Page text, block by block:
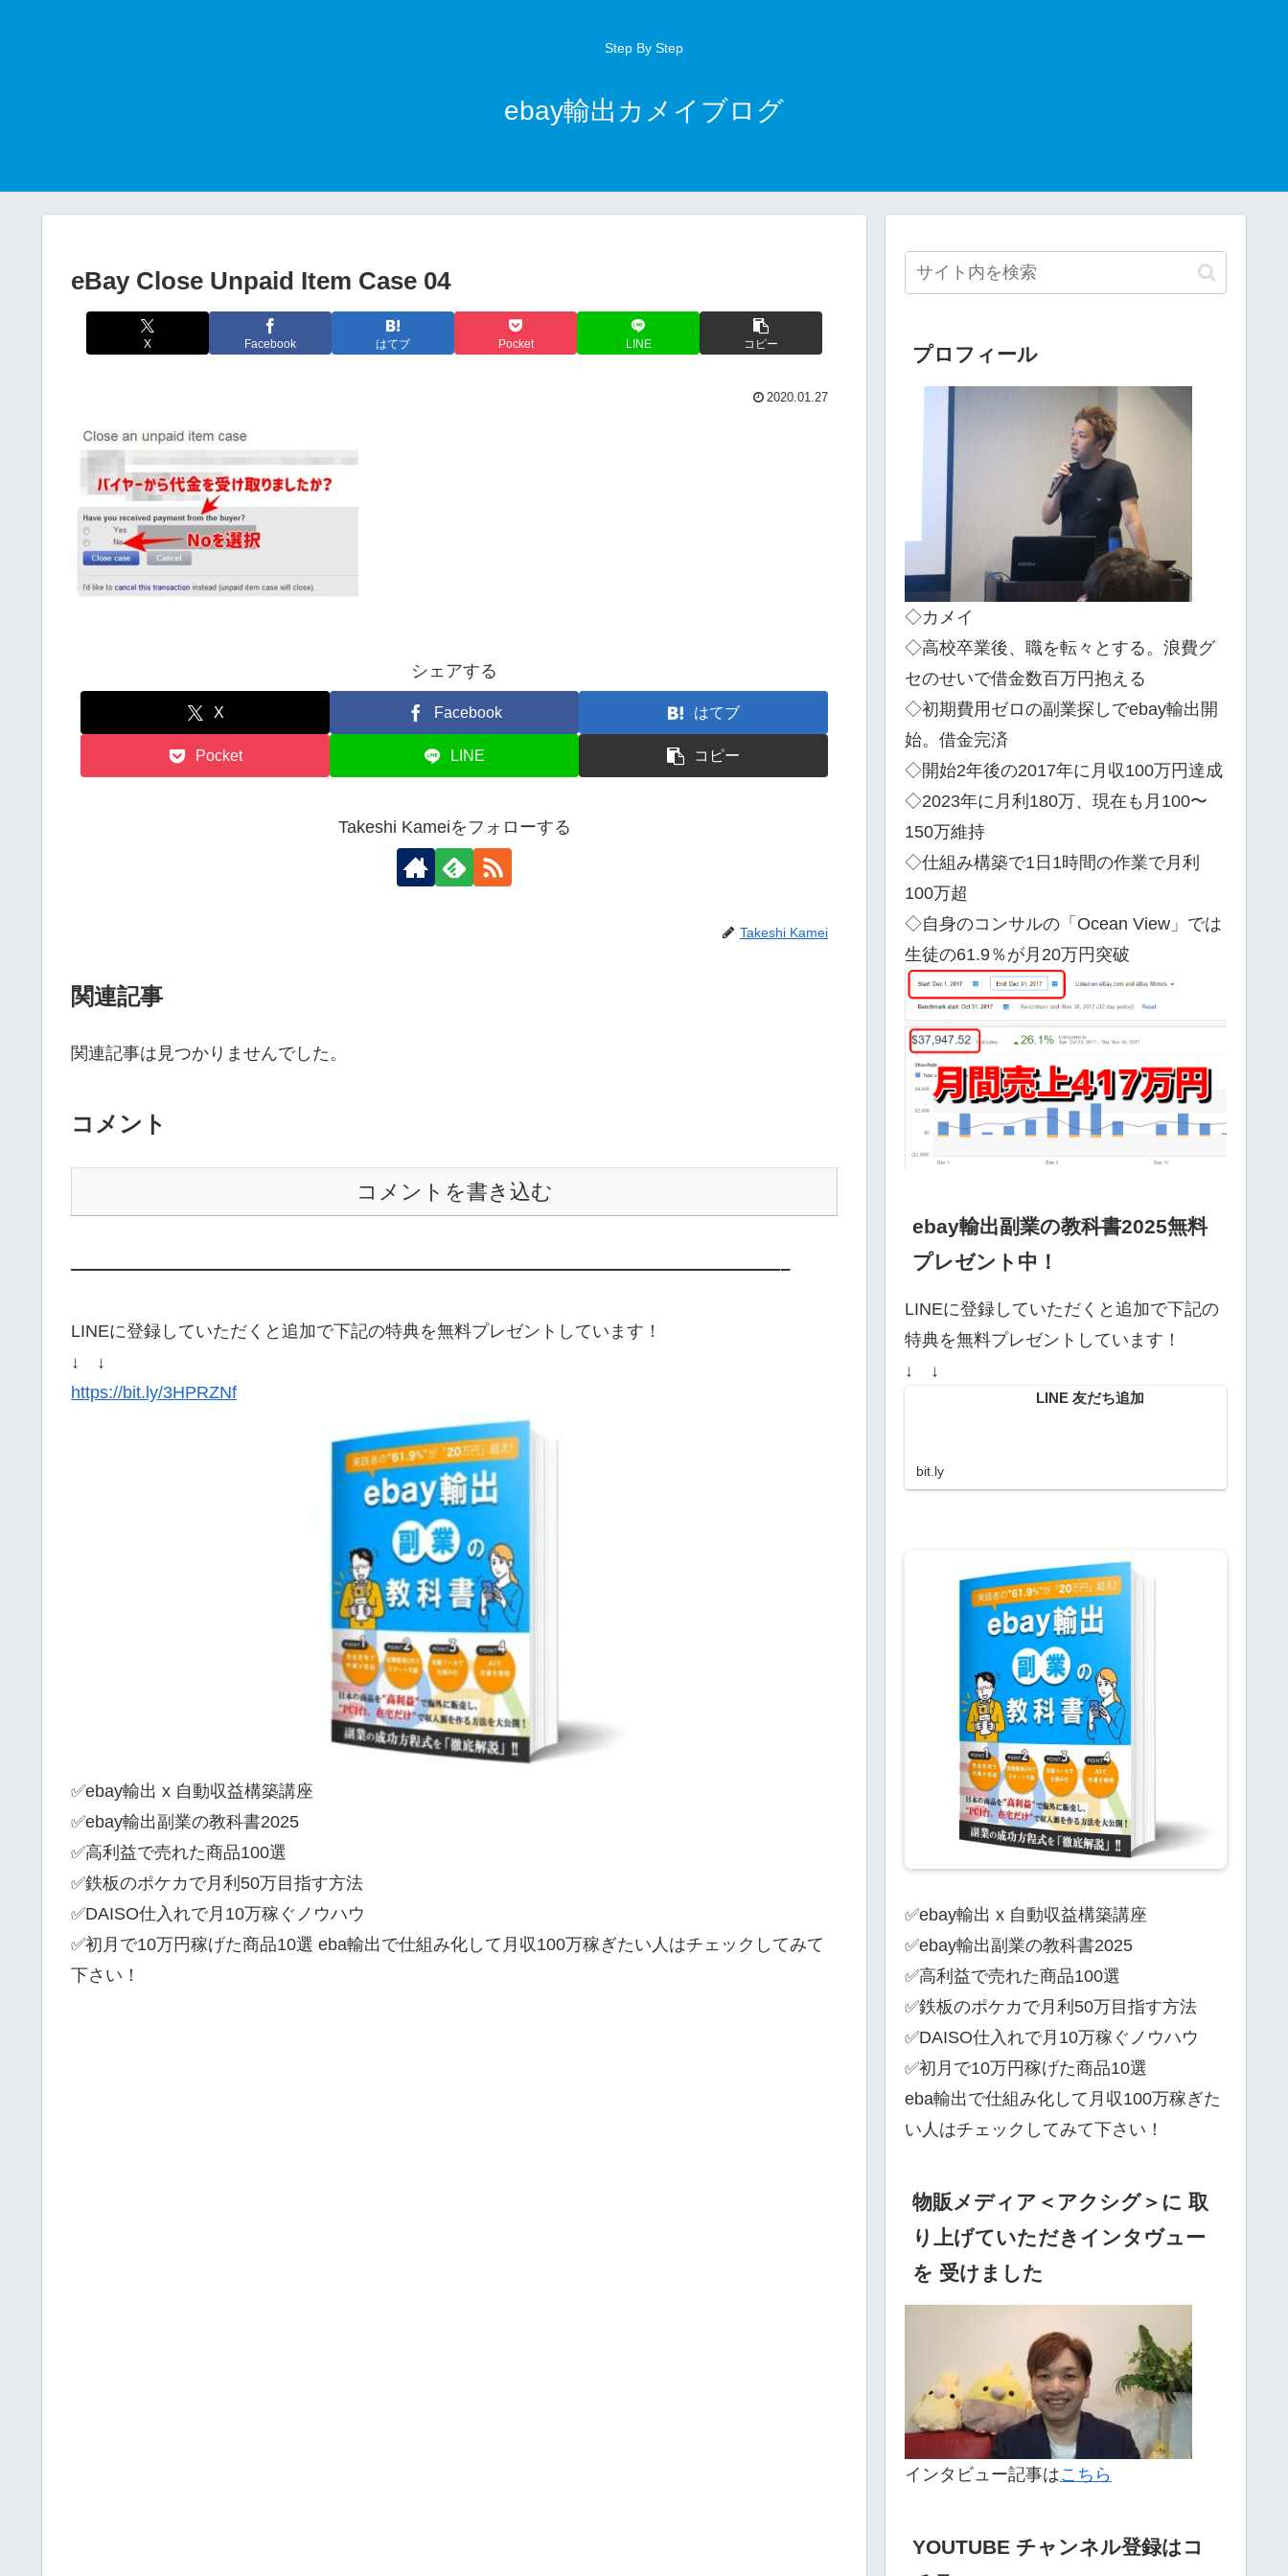
Step By Step
ebay輸出カメイブログ
eBay Close Unpaid Item Case 04
X Facebook はてブ Pocket LINE コピー
2020.01.27
シェアする
X Facebook はてブ
Pocket LINE コピー
Takeshi Kameiをフォローする
Takeshi Kamei
関連記事
関連記事は見つかりませんでした。
コメント
コメントを書き込む
—————————————————————————————————————–
LINEに登録していただくと追加で下記の特典を無料プレゼントしています！
↓ ↓
https://bit.ly/3HPRZNf
✅ebay輸出 x 自動収益構築講座
✅ebay輸出副業の教科書2025
✅高利益で売れた商品100選
✅鉄板のポケカで月利50万目指す方法
✅DAISO仕入れで月10万稼ぐノウハウ
✅初月で10万円稼げた商品10選 eba輸出で仕組み化して月収100万稼ぎたい人はチェックしてみて
下さい！
プロフィール
◇カメイ
◇高校卒業後、職を転々とする。浪費グ
セのせいで借金数百万円抱える
◇初期費用ゼロの副業探しでebay輸出開
始。借金完済
◇開始2年後の2017年に月収100万円達成
◇2023年に月利180万、現在も月100〜
150万維持
◇仕組み構築で1日1時間の作業で月利
100万超
◇自身のコンサルの「Ocean View」では
生徒の61.9％が月20万円突破
ebay輸出副業の教科書2025無料
プレゼント中！
LINEに登録していただくと追加で下記の
特典を無料プレゼントしています！
↓ ↓
LINE 友だち追加
bit.ly
✅ebay輸出 x 自動収益構築講座
✅ebay輸出副業の教科書2025
✅高利益で売れた商品100選
✅鉄板のポケカで月利50万目指す方法
✅DAISO仕入れで月10万稼ぐノウハウ
✅初月で10万円稼げた商品10選
eba輸出で仕組み化して月収100万稼ぎた
い人はチェックしてみて下さい！
物販メディア＜アクシグ＞に 取
り上げていただきインタヴュー
を 受けました
インタビュー記事はこちら
YOUTUBE チャンネル登録はコ